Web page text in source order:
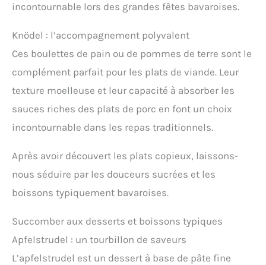
incontournable lors des grandes fêtes bavaroises.
Knödel : l’accompagnement polyvalent
Ces boulettes de pain ou de pommes de terre sont le
complément parfait pour les plats de viande. Leur
texture moelleuse et leur capacité à absorber les
sauces riches des plats de porc en font un choix
incontournable dans les repas traditionnels.
Après avoir découvert les plats copieux, laissons-
nous séduire par les douceurs sucrées et les
boissons typiquement bavaroises.
Succomber aux desserts et boissons typiques
Apfelstrudel : un tourbillon de saveurs
L’apfelstrudel est un dessert à base de pâte fine